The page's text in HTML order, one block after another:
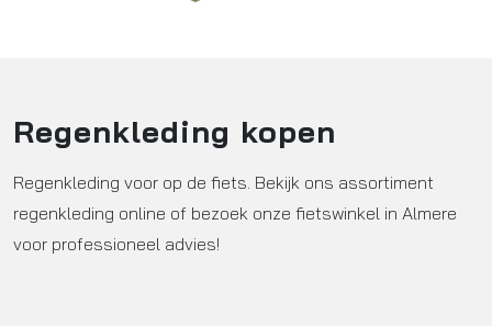
Regenkleding kopen
Regenkleding voor op de fiets. Bekijk ons assortiment
regenkleding online of bezoek onze fietswinkel in Almere
voor professioneel advies!